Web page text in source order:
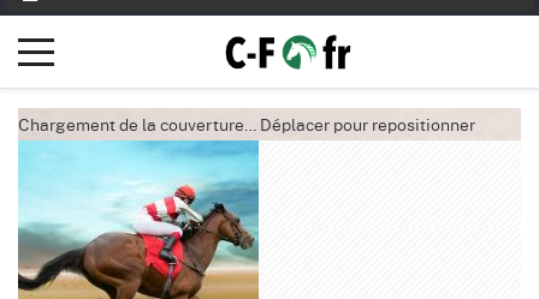
Chargement de la couverture… Déplacer pour repositionner